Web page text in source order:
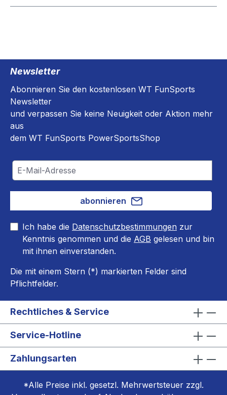
Newsletter
Abonnieren Sie den kostenlosen WT FunSports
Newsletter
und verpassen Sie keine Neuigkeit oder Aktion mehr
aus
dem WT FunSports PowerSportsShop
abonnieren
Ich habe die Datenschutzbestimmungen zur
Kenntnis genommen und die AGB gelesen und bin
mit ihnen einverstanden.
Die mit einem Stern (*) markierten Felder sind
Pflichtfelder.
Rechtliches & Service
Service-Hotline
Zahlungsarten
*Alle Preise inkl. gesetzl. Mehrwertsteuer zzgl.